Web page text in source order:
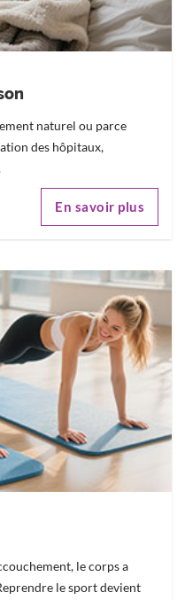
naturel ou parce
des hôpitaux,
En savoir plus
le corps a
le sport devient